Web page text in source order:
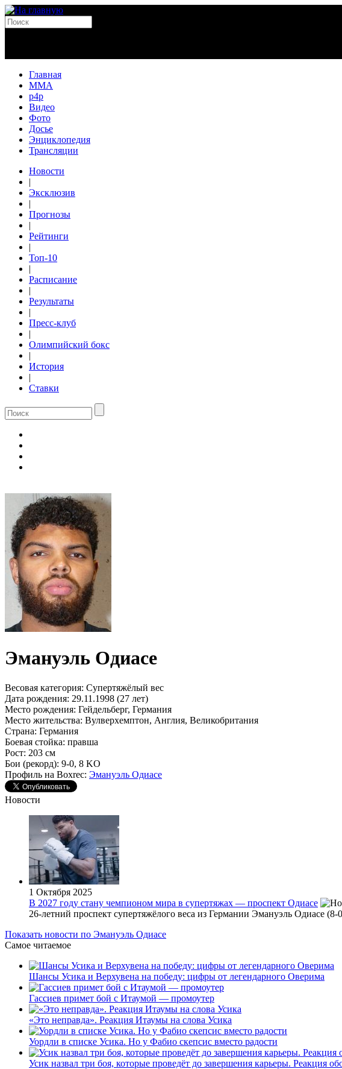
Главная
MMA
p4p
Видео
Фото
Досье
Энциклопедия
Трансляции
Новости
|
Эксклюзив
|
Прогнозы
|
Рейтинги
|
Топ-10
|
Расписание
|
Результаты
|
Пресс-клуб
|
Олимпийский бокс
|
История
|
Ставки
Эмануэль Одиасе
Весовая категория: Супертяжёлый вес
Дата рождения: 29.11.1998 (27 лет)
Место рождения: Гейдельберг, Германия
Место жительства: Вулверхемптон, Англия, Великобритания
Страна: Германия
Боевая стойка: правша
Рост: 203 см
Бои (рекорд): 9-0, 8 KO
Профиль на Boxrec: Эмануэль Одиасе
Новости
1 Октября 2025
В 2027 году стану чемпионом мира в супертяжах — проспект Одиасе
26-летний проспект супертяжёлого веса из Германии Эмануэль Одиасе
Показать новости по Эмануэль Одиасе
Самое читаемое
Шансы Усика и Верхувена на победу: цифры от легендарного Оверима
Гассиев примет бой с Итаумой — промоутер
«Это неправда». Реакция Итаумы на слова Усика
Уордли в списке Усика. Но у Фабио скепсис вместо радости
Усик назвал три боя, которые проведёт до завершения карьеры. Реакция